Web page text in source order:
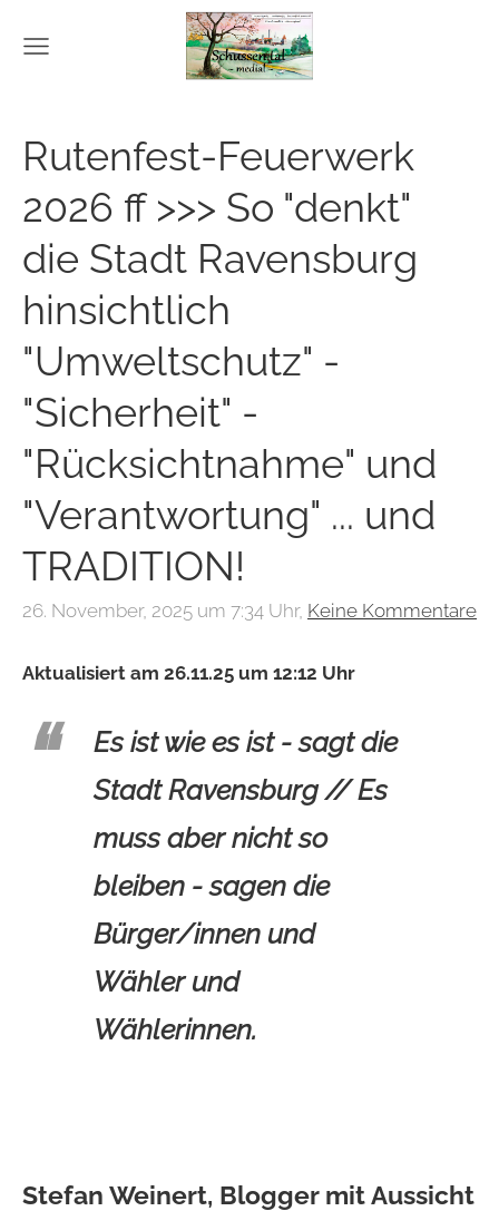
Rutenfest-Feuerwerk
2026 ff >>> So "denkt"
die Stadt Ravensburg
hinsichtlich
"Umweltschutz" -
"Sicherheit" -
"Rücksichtnahme" und
"Verantwortung" ... und
TRADITION!
26. November, 2025 um 7:34 Uhr, Keine Kommentare
Aktualisiert am 26.11.25 um 12:12 Uhr
Es ist wie es ist - sagt die
Stadt Ravensburg // Es
muss aber nicht so
bleiben - sagen die
Bürger/innen und
Wähler und
Wählerinnen.
Stefan Weinert, Blogger mit Aussicht